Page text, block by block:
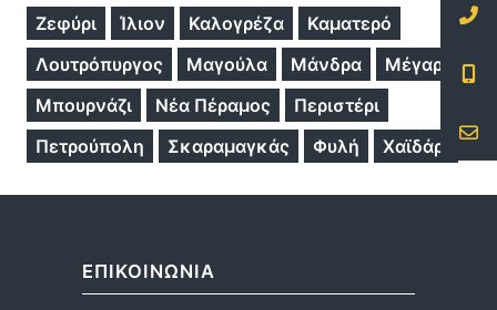
Ζεφύρι
Ίλιον Καλογρέζα
Καματερό
Λουτρόπυργος
Μαγούλα Μάνδρα
Μέγαρα
Μπουρνάζι
Νέα Πέραμος
Περιστέρι
Πετρούπολη
Σκαραμαγκάς Φυλή Χαϊδάρι
ΕΠΙΚΟΙΝΩΝΙΑ